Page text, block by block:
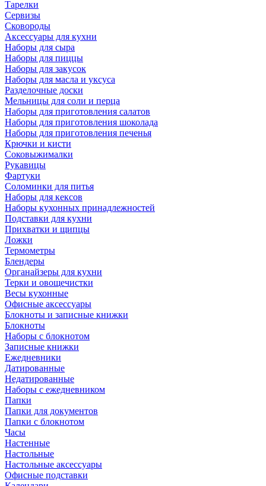
Тарелки
Сервизы
Сковороды
Аксессуары для кухни
Наборы для сыра
Наборы для пиццы
Наборы для закусок
Наборы для масла и уксуса
Разделочные доски
Мельницы для соли и перца
Наборы для приготовления салатов
Наборы для приготовления шоколада
Наборы для приготовления печенья
Крючки и кисти
Соковыжималки
Рукавицы
Фартуки
Соломинки для питья
Наборы для кексов
Наборы кухонных принадлежностей
Подставки для кухни
Прихватки и щипцы
Ложки
Термометры
Блендеры
Органайзеры для кухни
Терки и овощечистки
Весы кухонные
Офисные аксессуары
Блокноты и записные книжки
Блокноты
Наборы с блокнотом
Записные книжки
Ежедневники
Датированные
Недатированные
Наборы с ежедневником
Папки
Папки для документов
Папки с блокнотом
Часы
Настенные
Настольные
Настольные аксессуары
Офисные подставки